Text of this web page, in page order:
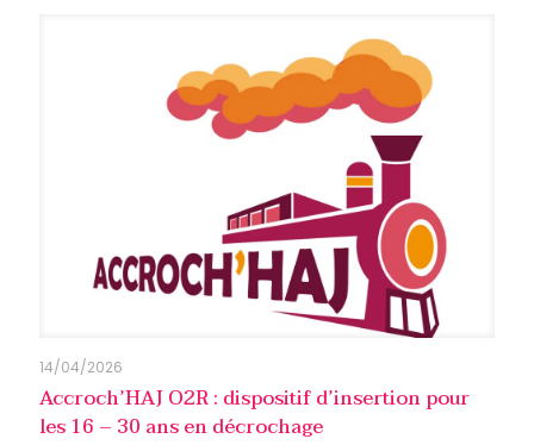
14/04/2026
Accroch’HAJ O2R : dispositif d’insertion pour
les 16 – 30 ans en décrochage